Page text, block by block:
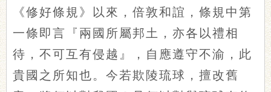
《修好條規》以來，倍敦和誼，條規中第
一條即言『兩國所屬邦土，亦各以禮相
待，不可互有侵越』，自應遵守不渝，此
貴國之所知也。今若欺陵琉球，擅改舊